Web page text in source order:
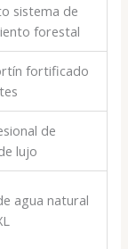
sistema de
forestal
fortificado
de
lujo
agua natural